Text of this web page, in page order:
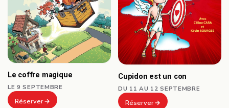
Le coffre magique
LE 9 SEPTEMBRE
Réserver
Cupidon est un con
DU 11 AU 12 SEPTEMBRE
Réserver